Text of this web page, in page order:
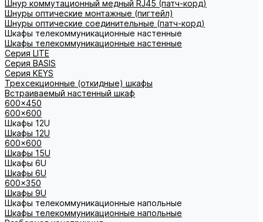
Шнур коммутационный медный RJ45 (патч-корд)
Шнуры оптические монтажные (пигтейл)
Шнуры оптические соединительные (патч-корд)
Шкафы телекоммуникационные настенные
Шкафы телекоммуникационные настенные
Cерия LITE
Cерия BASIS
Cерия KEYS
Трехсекционные (откидные) шкафы
Встраиваемый настенный шкаф
600x450
600x600
Шкафы 12U
Шкафы 12U
600x600
Шкафы 15U
Шкафы 6U
Шкафы 6U
600x350
Шкафы 9U
Шкафы телекоммуникационные напольные
Шкафы телекоммуникационные напольные